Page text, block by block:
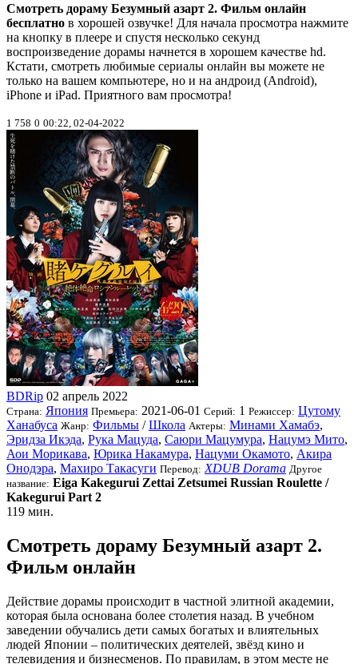
Смотреть дораму Безумный азарт 2. Фильм онлайн
бесплатно в хорошей озвучке! Для начала просмотра нажмите
на кнопку в плеере и спустя несколько секунд
воспроизведение дорамы начнется в хорошем качестве hd.
Кстати, смотреть любимые сериалы онлайн вы можете не
только на вашем компьютере, но и на андроид (Android),
iPhone и iPad. Приятного вам просмотра!
1 758 0 00:22, 02-04-2022
BDRip 02 апрель 2022
Страна: Япония Премьера: 2021-06-01 Серий: 1 Режиссер: Цутому
Ханабуса Жанр: Фильмы /Школа Актеры: Минами Хамабэ,
Эридза Икэда, Рука Мацуда, Саюри Мацумура, Нацумэ Мито,
Аои Морикава, Юрика Накамура, Нацуми Окамото, Акира
Онодэра, Махиро Такасуги Перевод: XDUB Dorama Другое
название: Eiga Kakegurui Zettai Zetsumei Russian Roulette /
Kakegurui Part 2
119 мин.
Смотреть дораму Безумный азарт 2.
Фильм онлайн
Действие дорамы происходит в частной элитной академии,
которая была основана более столетия назад. В учебном
заведении обучались дети самых богатых и влиятельных
людей Японии – политических деятелей, звёзд кино и
телевидения и бизнесменов. По правилам, в этом месте не